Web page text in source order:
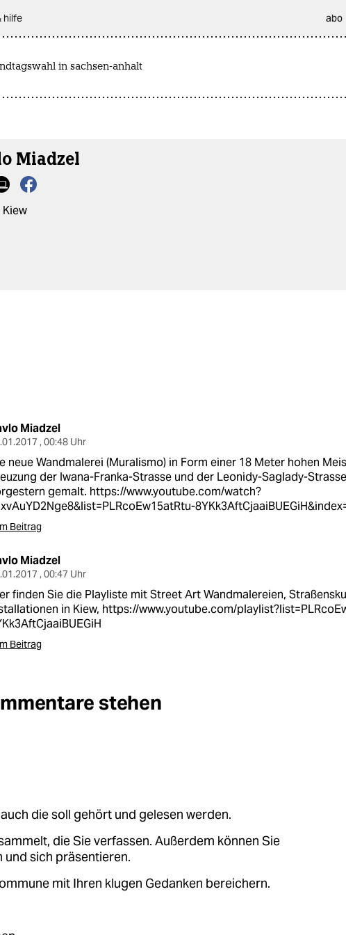
hilfe abo
in sachsen-anhalt
Miadzel
Kiew
Miadzel
, 00:48 Uhr
neue Wandmalerei (Muralismo) in Form einer 18 Meter hohen
der Iwana-Franka-Strasse und der Leonidy-Saglady-
gemalt. https://www.youtube.com/watch?
Beitrag
Miadzel
, 00:47 Uhr
finden Sie die Playliste mit Street Art Wandmalereien,
in Kiew, https://www.youtube.com/
Beitrag
stehen
die soll gehört und gelesen werden.
die Sie verfassen. Außerdem können Sie
sich präsentieren.
mit Ihren klugen Gedanken bereichern.